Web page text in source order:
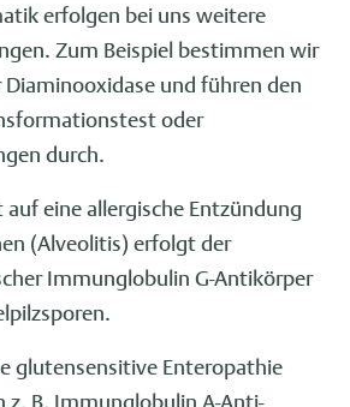
erfolgen bei uns weitere
Zum Beispiel bestimmen wir
und führen den
oder
durch.
auf eine allergische Entzündung
(Alveolitis) erfolgt der
Immunglobulin G-Antikörper
glutensensitive Enteropathie
z. B. Immunglobulin A-Anti-